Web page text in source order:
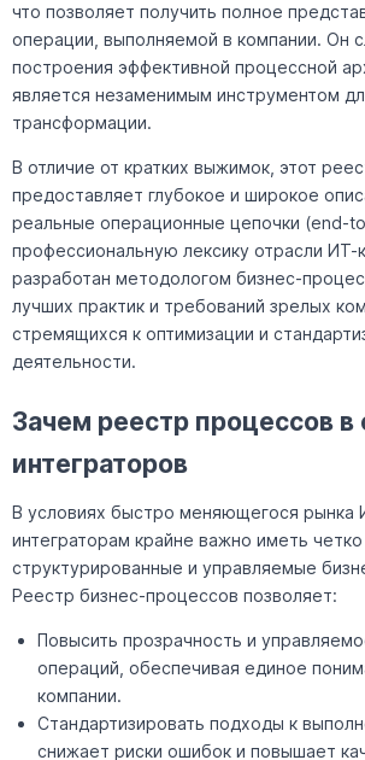
что позволяет получить полное
операции, выполняемой в компании. Он
построения эффективной процессной
является незаменимым инструментом
трансформации.
В отличие от кратких выжимок, этот
предоставляет глубокое и широкое
реальные операционные цепочки (end-
профессиональную лексику отрасли ИТ-
разработан методологом бизнес-
лучших практик и требований зрелых
стремящихся к оптимизации и
деятельности.
Зачем реестр процессов в
интеграторов
В условиях быстро меняющегося рынка
интеграторам крайне важно иметь четко
структурированные и управляемые
Реестр бизнес-процессов позволяет:
Повысить прозрачность и
операций, обеспечивая единое
компании.
Стандартизировать подходы к
снижает риски ошибок и повышает